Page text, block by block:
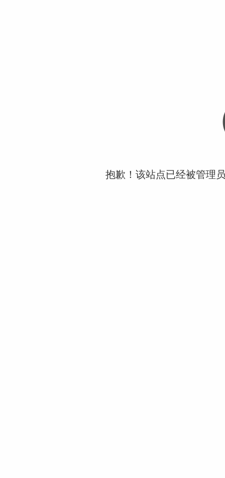
抱歉！该站点已经被管理